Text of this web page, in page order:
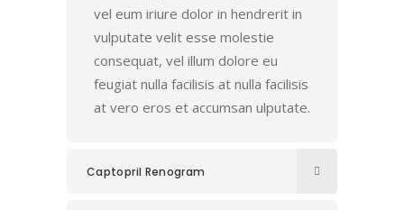
vel eum iriure dolor in hendrerit in
vulputate velit esse molestie
consequat, vel illum dolore eu
feugiat nulla facilisis at nulla facilisis
at vero eros et accumsan ulputate.
Captopril Renogram